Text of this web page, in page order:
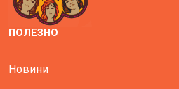
ПОЛЕЗНО
Новини